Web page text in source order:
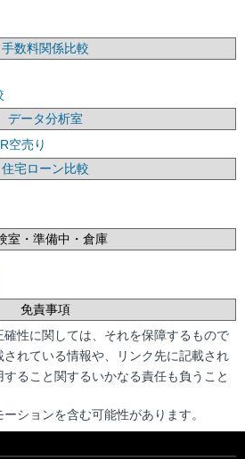
手数料関係比較
データ分析室
空売り
住宅ローン比較
室・準備中・倉庫
免責事項
性に関しては、それを保障するもので
れている情報や、リンク先に記載され
ること関するいかなる責任も負うこと
ションを含む可能性があります。